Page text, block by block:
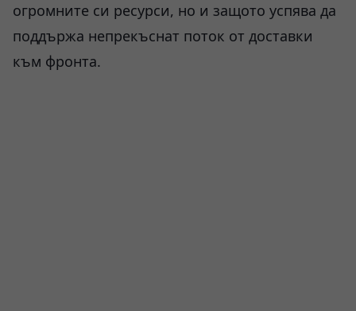
огромните си ресурси, но и защото успява да
поддържа непрекъснат поток от доставки
към фронта.